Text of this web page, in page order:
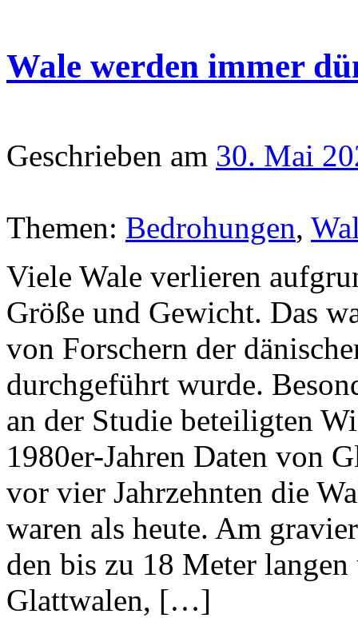
Wale werden immer
Geschrieben am 30. Mai
Themen: Bedrohungen,
Viele Wale verlieren
Größe und Gewicht. Das
von Forschern der
durchgeführt wurde.
an der Studie beteiligten
1980er-Jahren Daten von
vor vier Jahrzehnten die
waren als heute. Am
den bis zu 18 Meter
Glattwalen, […]